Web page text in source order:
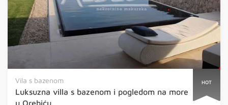
HOT
Vila s bazenom
Luksuzna villa s bazenom i pogledom na more
u Orebiću